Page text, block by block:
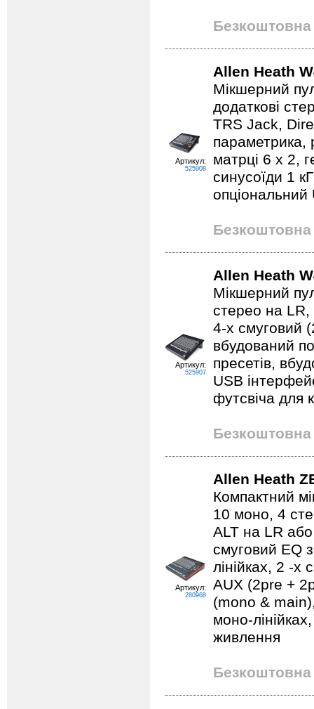
Безкоштовна
Артикул:
525908
Allen Heath
Мікшерний
додаткові
TRS Jack,
матрці 6 х 2,
синусоїди 1
Безкоштовна
Артикул:
525907
Allen Heath
Мікшерний
стерео на
4-х смуговий
вбудований
пресетів,
USB
футсвіча для
Безкоштовна
Артикул:
280968
Allen Heath
Компактний
10 моно, 4
ALT на LR
смуговий EQ
лінійках, 2 -х
AUX (2pre +
(mono &
моно-
живлення
Безкоштовна